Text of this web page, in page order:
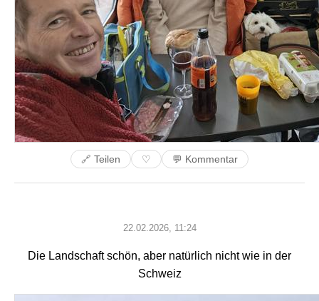
🔗 Teilen ♡ 💬 Kommentar
22.02.2026, 11:24
Die Landschaft schön, aber natürlich nicht wie in der
Schweiz